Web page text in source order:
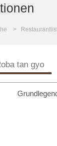
tan gyo